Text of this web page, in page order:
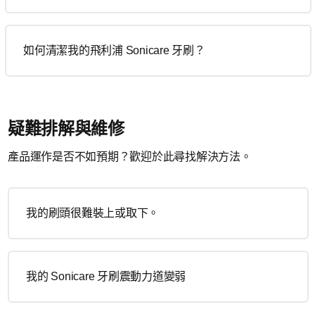
如何清潔我的飛利浦 Sonicare 牙刷？
疑難排解與維修
產品運作是否不如預期？歡迎於此尋找解決方法。
我的刷頭很難裝上或取下。
我的 Sonicare 牙刷震動力道變弱